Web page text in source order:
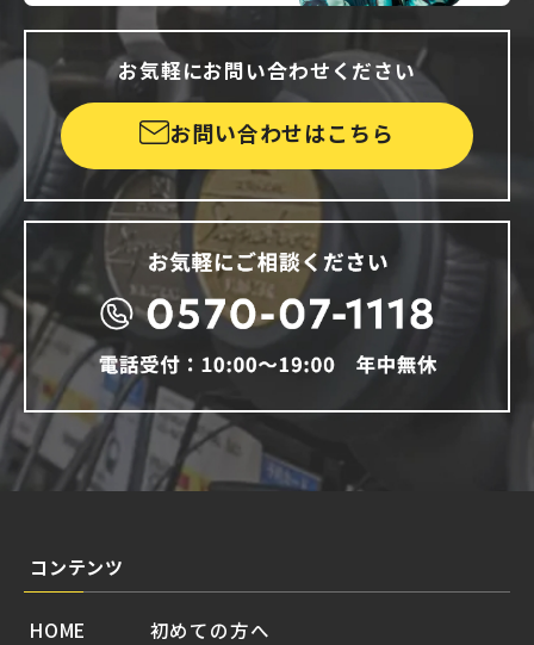
お気軽にお問い合わせください
お問い合わせはこちら
コンテンツ
HOME
初めての方へ